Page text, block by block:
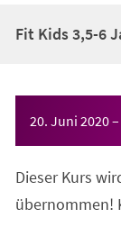
Fit Kids 3,5-6
20. Juni 2020–
Dieser Kurs
übernommen!